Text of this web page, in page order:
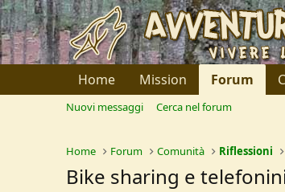
Home Mission Forum
Nuovi messaggi Cerca nel forum
Home Forum Comunità Riflessioni
Bike sharing e